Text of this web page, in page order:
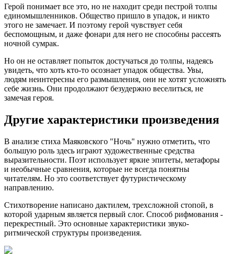
Герой понимает все это, но не находит среди пестрой толпы
единомышленников. Общество пришло в упадок, и никто
этого не замечает. И поэтому герой чувствует себя
беспомощным, и даже фонари для него не способны рассеять
ночной сумрак.
Но он не оставляет попыток достучаться до толпы, надеясь
увидеть, что хоть кто-то осознает упадок общества. Увы,
людям неинтересны его размышления, они не хотят усложнять
себе жизнь. Они продолжают безудержно веселиться, не
замечая героя.
Другие характеристики произведения
В анализе стиха Маяковского "Ночь" нужно отметить, что
большую роль здесь играют художественные средства
выразительности. Поэт использует яркие эпитеты, метафоры
и необычные сравнения, которые не всегда понятны
читателям. Но это соответствует футуристическому
направлению.
Стихотворение написано дактилем, трехсложной стопой, в
которой ударным является первый слог. Способ рифмования -
перекрестный. Это основные характеристики звуко-
ритмической структуры произведения.